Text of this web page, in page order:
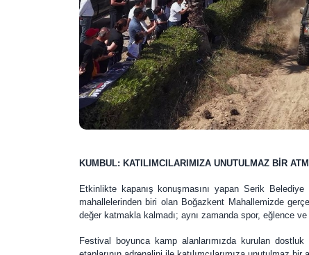
KUMBUL: KATILIMCILARIMIZA UNUTULMAZ BİR
Etkinlikte kapanış konuşmasını yapan Serik
mahallelerinden biri olan Boğazkent Mahallemizde
değer katmakla kalmadı; aynı zamanda spor, eğlence
Festival boyunca kamp alanlarımızda kurulan